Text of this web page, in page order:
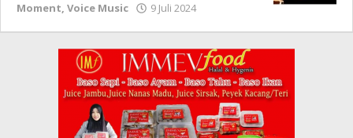
Moment, Voice Music 9 Juli 2024